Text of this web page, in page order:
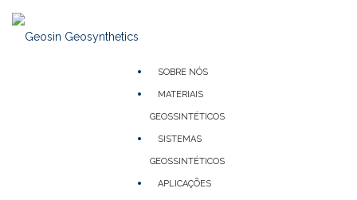
SOBRE NÓS
MATERIAIS
GEOSSINTÉTICOS
SISTEMAS
GEOSSINTÉTICOS
APLICAÇÕES